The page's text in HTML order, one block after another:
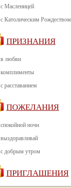
с Масленицей
с Католическим Рождеством
ПРИЗНАНИЯ
в любви
комплименты
с расставанием
ПОЖЕЛАНИЯ
спокойной ночи
выздоравливай
с добрым утром
ПРИГЛАШЕНИЯ